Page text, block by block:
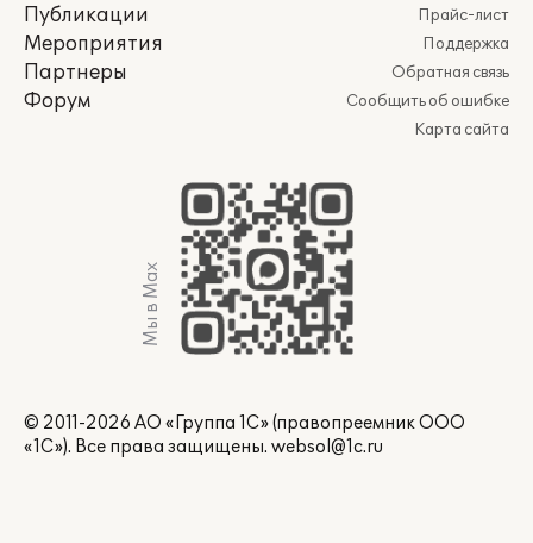
Публикации
Мероприятия
Партнеры
Форум
Прайс-лист
Поддержка
Обратная связь
Сообщить об ошибке
Карта сайта
Мы в Max
© 2011-2026 АО «Группа 1С» (правопреемник ООО
«1С»). Все права защищены. websol@1c.ru